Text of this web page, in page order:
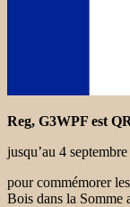
Reg, G3WPF est
jusqu’au 4 septembre
pour commémorer
Bois dans la Somme